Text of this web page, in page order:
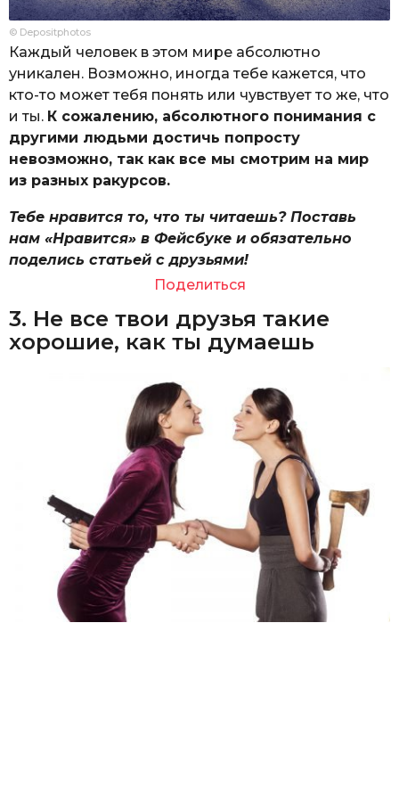
© Depositphotos
Каждый человек в этом мире абсолютно
уникален. Возможно, иногда тебе кажется, что
кто-то может тебя понять или чувствует то же, что
и ты. К сожалению, абсолютного понимания с
другими людьми достичь попросту
невозможно, так как все мы смотрим на мир
из разных ракурсов.
Тебе нравится то, что ты читаешь? Поставь
нам «Нравится» в Фейсбуке и обязательно
поделись статьей с друзьями!
Поделиться
3. Не все твои друзья такие
хорошие, как ты думаешь